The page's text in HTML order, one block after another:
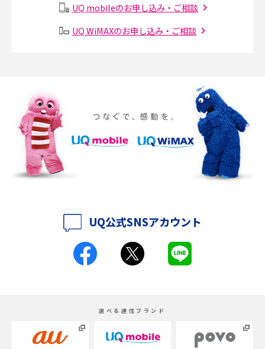
Instagram（インスタグラム）でスクショするとバレる？バレるケースや撮
iPhone 16eとiPhone SE（第3世代）の違いは？サイズやスペックを比較し
て解説
iPhone 16eとiPhone 14を徹底比較！スペック・機能の違いをわかりやすく
紹介
iPhone 16とiPhone 15の違いは？カメラ・スペック・機能を徹底比較
iPhoneの機種変更のやり方は？事前準備・手順やデータ移行方法をわかり
Androidスマホとは？特徴やメリット・デメリット、おススメ機種を紹介
UQ mobileのお申し込み・ご相談
UQ WiMAXのお申し込み・ご相談
UQ公式SNSアカウント
選べる通信ブランド